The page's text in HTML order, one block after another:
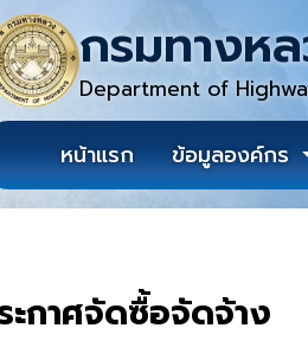
กรมทางห
Department of
หน้าแรก ข้อมูลองค์กร
ะกาศจัดซื้อจัดจ้าง